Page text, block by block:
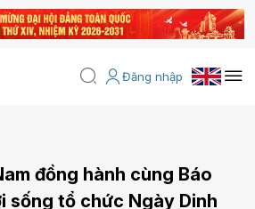
Đăng nhập
đồng hành cùng Báo
sống tổ chức Ngày Dinh